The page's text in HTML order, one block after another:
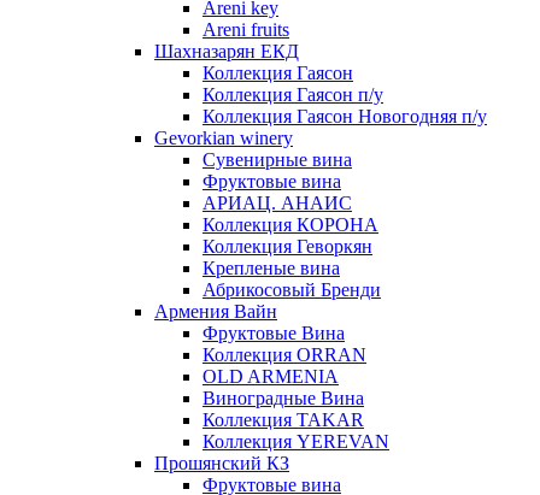
Areni key
Areni fruits
Шахназарян ЕКД
Коллекция Гаясон
Коллекция Гаясон п/у
Коллекция Гаясон Новогодняя п/у
Gevorkian winery
Сувенирные вина
Фруктовые вина
АРИАЦ. АНАИС
Коллекция КОРОНА
Коллекция Геворкян
Крепленые вина
Абрикосовый Бренди
Армения Вайн
Фруктовые Вина
Коллекция ORRAN
OLD ARMENIA
Виноградные Вина
Коллекция TAKAR
Коллекция YEREVAN
Прошянский КЗ
Фруктовые вина